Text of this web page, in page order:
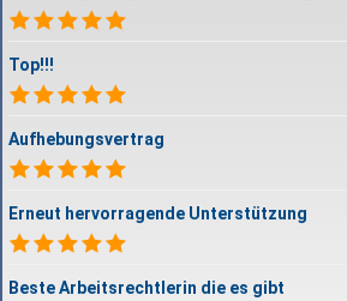
Top!!!
Aufhebungsvertrag
Erneut hervorragende Unterstützung
Beste Arbeitsrechtlerin die es gibt